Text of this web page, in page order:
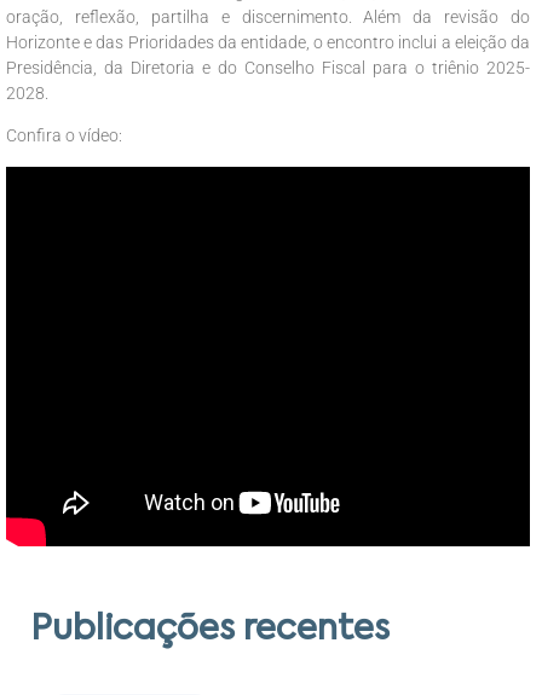
oração, reflexão, partilha e discernimento. Além da revisão do
Horizonte e das Prioridades da entidade, o encontro inclui a eleição da
Presidência, da Diretoria e do Conselho Fiscal para o triênio 2025-
2028.
Confira o vídeo:
Publicações recentes